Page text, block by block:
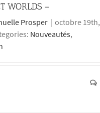
WORLDS –
Prosper | octobre 19th,
Nouveautés,